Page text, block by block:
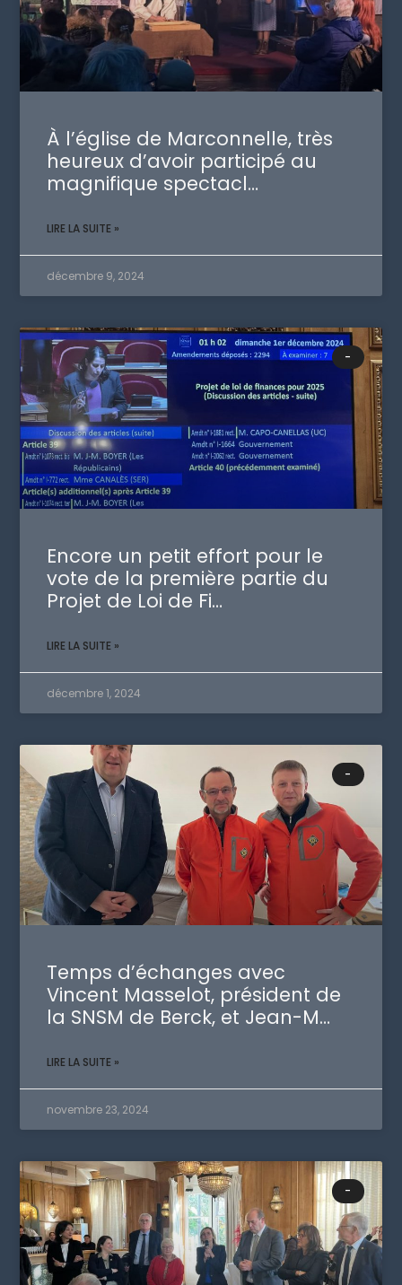
À l’église de Marconnelle, très
heureux d’avoir participé au
magnifique spectacl…
LIRE LA SUITE »
décembre 9, 2024
-
Encore un petit effort pour le
vote de la première partie du
Projet de Loi de Fi…
LIRE LA SUITE »
décembre 1, 2024
-
Temps d’échanges avec
Vincent Masselot, président de
la SNSM de Berck, et Jean-M…
LIRE LA SUITE »
novembre 23, 2024
-